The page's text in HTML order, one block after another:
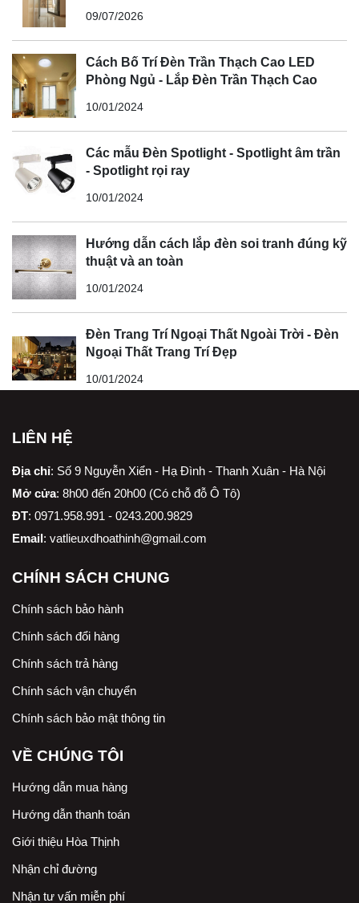
09/07/2026
Cách Bố Trí Đèn Trần Thạch Cao LED
Phòng Ngủ - Lắp Đèn Trần Thạch Cao
10/01/2024
Các mẫu Đèn Spotlight - Spotlight âm trần
- Spotlight rọi ray
10/01/2024
Hướng dẫn cách lắp đèn soi tranh đúng kỹ
thuật và an toàn
10/01/2024
Đèn Trang Trí Ngoại Thất Ngoài Trời - Đèn
Ngoại Thất Trang Trí Đẹp
10/01/2024
LIÊN HỆ
Địa chỉ: Số 9 Nguyễn Xiển - Hạ Đình - Thanh Xuân - Hà Nội
Mở cửa: 8h00 đến 20h00 (Có chỗ đỗ Ô Tô)
ĐT: 0971.958.991 - 0243.200.9829
Email: vatlieuxdhoathinh@gmail.com
CHÍNH SÁCH CHUNG
Chính sách bảo hành
Chính sách đổi hàng
Chính sách trả hàng
Chính sách vận chuyển
Chính sách bảo mật thông tin
VỀ CHÚNG TÔI
Hướng dẫn mua hàng
Hướng dẫn thanh toán
Giới thiệu Hòa Thịnh
Nhận chỉ đường
Nhận tư vấn miễn phí